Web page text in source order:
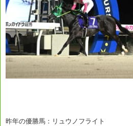
昨年の優勝馬：リュウノフライト